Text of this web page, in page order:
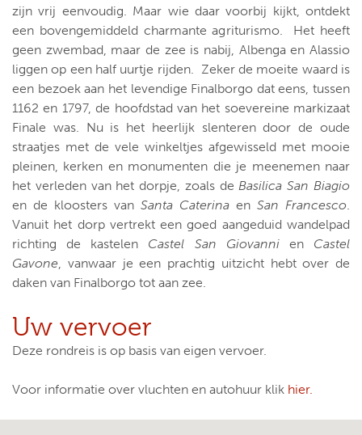
zijn vrij eenvoudig. Maar wie daar voorbij kijkt, ontdekt
een bovengemiddeld charmante agriturismo. Het heeft
geen zwembad, maar de zee is nabij, Albenga en Alassio
liggen op een half uurtje rijden. Zeker de moeite waard is
een bezoek aan het levendige Finalborgo dat eens, tussen
1162 en 1797, de hoofdstad van het soevereine markizaat
Finale was. Nu is het heerlijk slenteren door de oude
straatjes met de vele winkeltjes afgewisseld met mooie
pleinen, kerken en monumenten die je meenemen naar
het verleden van het dorpje, zoals deBasilica San Biagio
en de kloosters van Santa Caterina en San Francesco.
Vanuit het dorp vertrekt een goed aangeduid wandelpad
richting de kastelen Castel San Giovannien Castel
Gavone, vanwaar je een prachtig uitzicht hebt over de
daken van Finalborgo tot aan zee.
Uw vervoer
Deze rondreis is op basis van eigen vervoer.
Voor informatie over vluchten en autohuur klik hier.